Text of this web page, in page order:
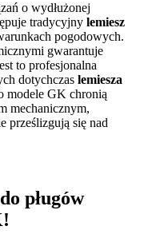
o wydłużonej
tradycyjny lemiesz
pogodowych.
gwarantuje
to profesjonalna
dotychczas lemiesza
modele GK chronią
mechanicznym,
prześlizgują się nad
pługów